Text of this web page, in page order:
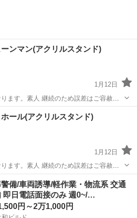
ンマン(アクリルスタンド)
1月12日
ます。素人 継続のため誤差はご容赦く
小さな傷などはあるかもしれません ノー
いします
アクリル
ール(アクリルスタンド)
1月12日
ます。素人 継続のため誤差はご容赦く
小さな傷などはあるかもしれません ノー
いします
その他 アクリル
備/車両誘導/軽作業・物流系 交通
即日電話面接のみ 週0~/…
円～2万1,000円